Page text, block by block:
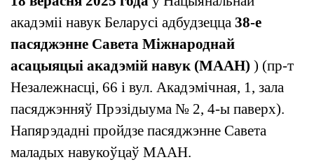
акадэміі навук Беларусі адбудзецца 38-е
пасяджэнне Савета Міжнароднай
асацыяцыі акадэмій навук (МААН) ) (пр-т
Незалежнасці, 66 і вул. Акадэмічная, 1, зала
пасяджэнняў Прэзідыума № 2, 4-ы паверх).
Напярэдадні пройдзе пасяджэнне Савета
маладых навукоўцаў МААН.